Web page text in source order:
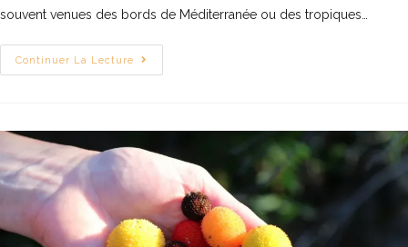
souvent venues des bords de Méditerranée ou des tropiques…
Continuer La Lecture